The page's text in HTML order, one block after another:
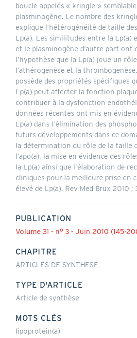
boucle appelés « kringle »
plasminogène. Le nombre des
explique l’hétérogénéité de taille
Lp(a). Les similitudes entre la Lp(a)
et le plasminogène d’autre part
l’hypothèse que la Lp(a) joue un
l’athérogenèse et la
possède des propriétés spécifiques
Lp(a) peut affecter la fonction
contribuer à la dysfonction
données récentes ont mis en
Lp(a) dans l’élimination des
futurs développements dans ce
la détermination du rôle de la taille
l’apo(a), la mise en évidence des
la Lp(a) ainsi que l’élaboration de
cliniques pour la meilleure prise en
élevé de Lp(a). Rev Med Brux 2010 ;
PUBLICATION
Volume 31 - n° 3 - Juin 2010 (145-
CHAPITRE
ARTICLES DE SYNTHESE
TYPE D'ARTICLE
Article de synthèse
MOTS CLÉS
lipoprotein(a)